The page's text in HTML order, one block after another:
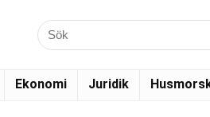
Ekonomi Juridik